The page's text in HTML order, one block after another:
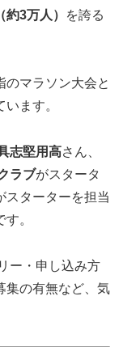
約3万人）
を誇る
のマラソン大会と
ます。
志堅用高さん、
ラブがスタータ
スターターを担当
。
ー・申し込み方
集の有無など、気